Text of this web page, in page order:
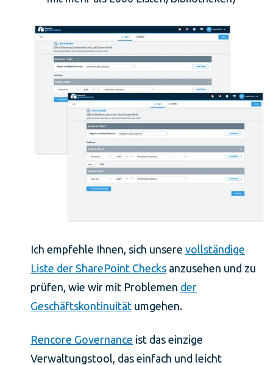
Ich empfehle Ihnen, sich unsere vollständige
Liste der SharePoint Checks anzusehen und zu
prüfen, wie wir mit Problemen der
Geschäftskontinuität umgehen.
Rencore Governance ist das einzige
Verwaltungstool, das einfach und leicht